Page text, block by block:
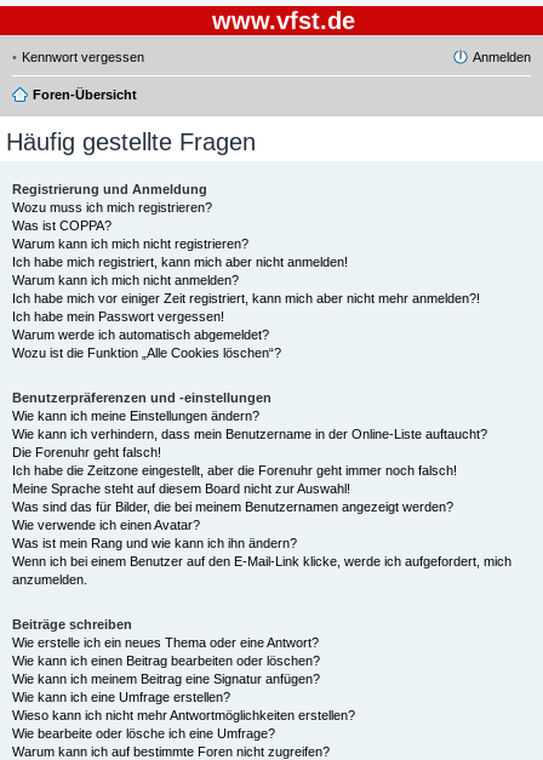
www.vfst.de
Kennwort vergessen Anmelden
Foren-Übersicht
Häufig gestellte Fragen
Registrierung und Anmeldung
Wozu muss ich mich registrieren?
Was ist COPPA?
Warum kann ich mich nicht registrieren?
Ich habe mich registriert, kann mich aber nicht anmelden!
Warum kann ich mich nicht anmelden?
Ich habe mich vor einiger Zeit registriert, kann mich aber nicht mehr anmelden?!
Ich habe mein Passwort vergessen!
Warum werde ich automatisch abgemeldet?
Wozu ist die Funktion „Alle Cookies löschen“?
Benutzerpräferenzen und -einstellungen
Wie kann ich meine Einstellungen ändern?
Wie kann ich verhindern, dass mein Benutzername in der Online-Liste auftaucht?
Die Forenuhr geht falsch!
Ich habe die Zeitzone eingestellt, aber die Forenuhr geht immer noch falsch!
Meine Sprache steht auf diesem Board nicht zur Auswahl!
Was sind das für Bilder, die bei meinem Benutzernamen angezeigt werden?
Wie verwende ich einen Avatar?
Was ist mein Rang und wie kann ich ihn ändern?
Wenn ich bei einem Benutzer auf den E-Mail-Link klicke, werde ich aufgefordert, mich
anzumelden.
Beiträge schreiben
Wie erstelle ich ein neues Thema oder eine Antwort?
Wie kann ich einen Beitrag bearbeiten oder löschen?
Wie kann ich meinem Beitrag eine Signatur anfügen?
Wie kann ich eine Umfrage erstellen?
Wieso kann ich nicht mehr Antwortmöglichkeiten erstellen?
Wie bearbeite oder lösche ich eine Umfrage?
Warum kann ich auf bestimmte Foren nicht zugreifen?